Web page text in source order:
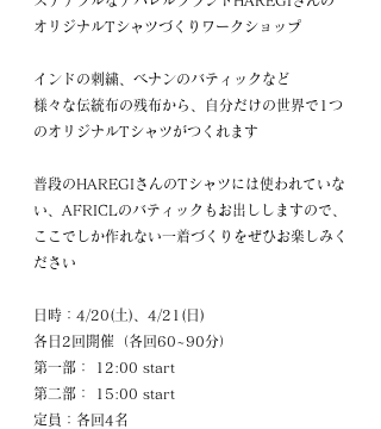
オリジナルTシャツづくりワークショップ
インドの刺繍、ベナンのバティックなど
様々な伝統布の残布から、自分だけの世界で1つ
のオリジナルTシャツがつくれます
普段のHAREGIさんのTシャツには使われていな
い、AFRICLのバティックもお出ししますので、
ここでしか作れない一着づくりをぜひお楽しみく
ださい
日時：4/20(土)、4/21(日)
各日2回開催（各回60~90分）
第一部： 12:00 start
第二部： 15:00 start
定員：各回4名